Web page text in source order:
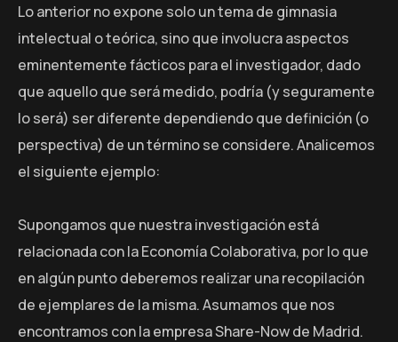
Lo anterior no expone solo un tema de gimnasia
intelectual o teórica, sino que involucra aspectos
eminentemente fácticos para el investigador, dado
que aquello que será medido, podría (y seguramente
lo será) ser diferente dependiendo que definición (o
perspectiva) de un término se considere. Analicemos
el siguiente ejemplo:
Supongamos que nuestra investigación está
relacionada con la Economía Colaborativa, por lo que
en algún punto deberemos realizar una recopilación
de ejemplares de la misma. Asumamos que nos
encontramos con la empresa Share-Now de Madrid.